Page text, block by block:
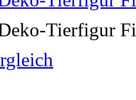
Tierfigur